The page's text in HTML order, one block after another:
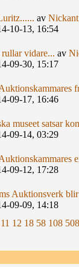
av
10-13, 16:54
vidare... av
09-30, 15:17
09-17, 16:46
museet satsar
09-14, 03:29
09-12, 17:28
Auktionsverk blir
09-09, 14:18
11 12 18 58 108 508